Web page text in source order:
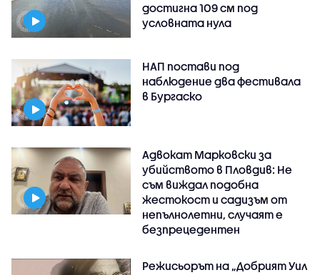
достигна 109 см под
условната нула
НАП постави под
наблюдение два фестивала
в Бургаско
Адвокат Марковски за
убийството в Пловдив: Не
съм виждал подобна
жестокост и садизъм от
непълнолетни, случаят е
безпрецедентен
Режисьорът на „Добрият Уил